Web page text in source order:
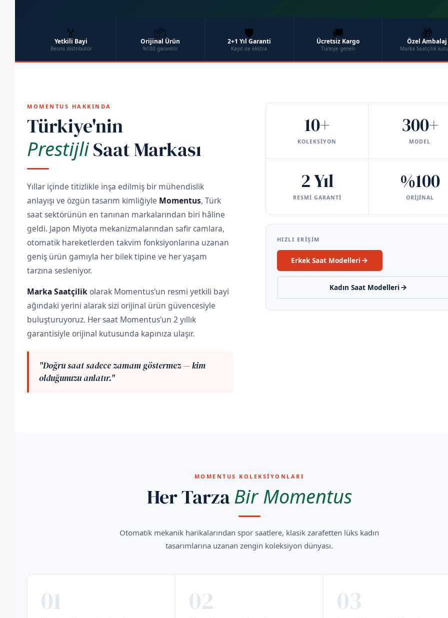
🏅
Yetkili Bayi
Resmi distribütör
📦
Orijinal Ürün
%100 garantili
🛡️
2+1 Yıl Garanti
Kayıt ile ekstra
🚚
Ücretsiz Kargo
Türkiye geneli
🎁
Özel Ambalaj
Marka Saatçilik
MOMENTUS HAKKINDA
Türkiye'nin
PrestijliSaat Markası
Yıllar içinde titizlikle inşa edilmiş bir mühendislik
anlayışı ve özgün tasarım kimliğiyle Momentus, Türk
saat sektörünün en tanınan markalarından biri hâline
geldi. Japon Miyota mekanizmalarından safir camlara,
otomatik hareketlerden takvim fonksiyonlarına uzanan
geniş ürün gamıyla her bilek tipine ve her yaşam
tarzına sesleniyor.
Marka Saatçilik olarak Momentus'un resmi yetkili bayi
ağındaki yerini alarak sizi orijinal ürün güvencesiyle
buluşturuyoruz. Her saat Momentus'un 2 yıllık
garantisiyle orijinal kutusunda kapınıza ulaşır.
"Doğru saat sadece zamanı göstermez — kim
olduğunuzu anlatır."
10+
KOLEKSIYON
300+
MODEL
2 Yıl
RESMI GARANTI
%100
ORIJINAL
HIZLI ERIŞIM
Erkek Saat Modelleri
Kadın Saat Modelleri
MOMENTUS KOLEKSIYONLARI
Her TarzaBir Momentus
Otomatik mekanik harikalarından spor saatlere, klasik zarafetten lüks kadın
tasarımlarına uzanan zengin koleksiyon dünyası.
01 02 03